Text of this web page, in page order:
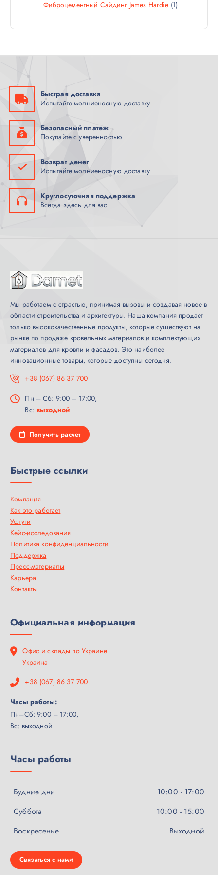
Р
В
Р
Т
В
Фиброцементный Сайдинг James Hardie 11
О
Быстрая доставка
Испытайте молниеносную доставку
Безопасный платеж
Покупайте с уверенностью
Возврат денег
Испытайте молниеносную доставку
Круглосуточная поддержка
Всегда здесь для вас
Мы работаем с страстью, принимая вызовы и создавая новое в
области строительства и архитектуры. Наша компания продает
только высококачественные продукты, которые существуют на
рынке по продаже кровельных материалов и комплектующих
материалов для кровли и фасадов. Это наиболее
инновационные товары, которые доступны сегодня.
+38 (067) 86 37 700
Пн – Сб: 9:00 – 17:00,
Вс: выходной
Получить расчет
Быстрые ссылки
Компания
Как это работает
Услуги
Кейс-исследования
Политика конфиденциальности
Поддержка
Пресс-материалы
Карьера
Контакты
Официальная информация
Офис и склады по Украине
Украина
+38 (067) 86 37 700
Часы работы:
Пн–Сб: 9:00 – 17:00,
Вс: выходной
Часы работы
Будние дни
10:00 - 17:00
Суббота
10:00 - 15:00
Воскресенье
Выходной
Связаться с нами